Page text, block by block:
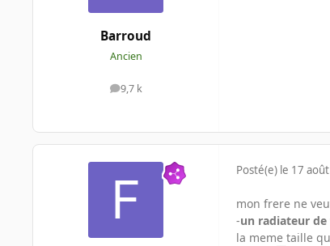
Barroud
Ancien
9,7 k
messages
Posté(e) le 17
mon frere ne
-un radiateur
la meme taille